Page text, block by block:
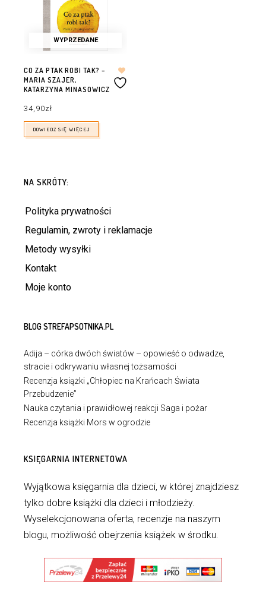
WYPRZEDANE
CO ZA PTAK ROBI TAK? –
MARIA SZAJER,
KATARZYNA MINASOWICZ
34,90zł
DOWIEDZ SIĘ WIĘCEJ
NA SKRÓTY:
Polityka prywatności
Regulamin, zwroty i reklamacje
Metody wysyłki
Kontakt
Moje konto
BLOG STREFAPSOTNIKA.PL
Adija – córka dwóch światów – opowieść o odwadze,
stracie i odkrywaniu własnej tożsamości
Recenzja książki „Chłopiec na Krańcach Świata
Przebudzenie”
Nauka czytania i prawidłowej reakcji Saga i pożar
Recenzja książki Mors w ogrodzie
KSIĘGARNIA INTERNETOWA
Wyjątkowa księgarnia dla dzieci, w której znajdziesz
tylko dobre książki dla dzieci i młodzieży.
Wyselekcjonowana oferta, recenzje na naszym
blogu, możliwość obejrzenia książek w środku.